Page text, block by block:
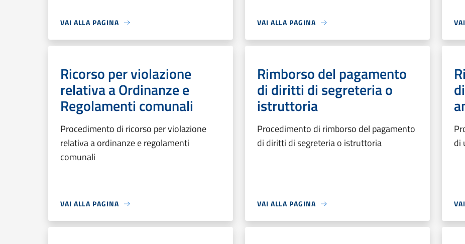
VAI ALLA PAGINA VAI ALLA PAGINA
Ricorso per violazione
relativa a Ordinanze e
Regolamenti comunali
Procedimento di ricorso per violazione
relativa a ordinanze e regolamenti
comunali
VAI ALLA PAGINA
Rimborso del pagamento
di diritti di segreteria o
istruttoria
Procedimento di rimborso del pagamento
di diritti di segreteria o istruttoria
VAI ALLA PAGINA
di